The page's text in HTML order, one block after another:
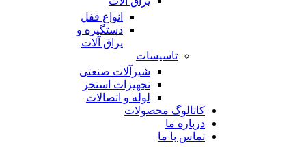
انواع قفل
دستگیره و
یراق آلات
تاسیسات
شیرآلات صنعتی
تجهیزات استخر
لوله و اتصالات
کاتالوگ محصولات
درباره ما
تماس با ما